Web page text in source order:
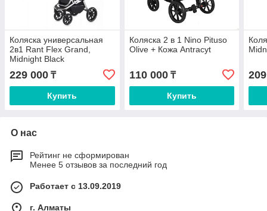
Коляска универсальная
2в1 Rant Flex Grand,
Midnight Black
229 000 ₸
Купить
Коляска 2 в 1 Nino Pituso
Olive + Кожа Antracyt
110 000₸
Купить
О нас
Рейтинг не сформирован
Менее 5 отзывов за последний год
Работает с 13.09.2019
г. Алматы